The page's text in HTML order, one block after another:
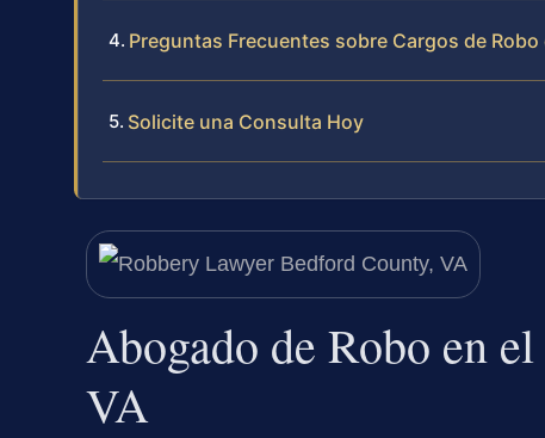
Preguntas Frecuentes sobre Cargos de
Solicite una Consulta Hoy
Abogado de Robo en
VA